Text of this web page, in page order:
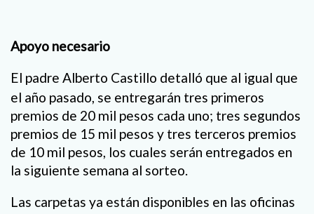
Apoyo necesario
El padre Alberto Castillo detalló que al igual que
el año pasado, se entregarán tres primeros
premios de 20 mil pesos cada uno; tres segundos
premios de 15 mil pesos y tres terceros premios
de 10 mil pesos, los cuales serán entregados en
la siguiente semana al sorteo.
Las carpetas ya están disponibles en las oficinas